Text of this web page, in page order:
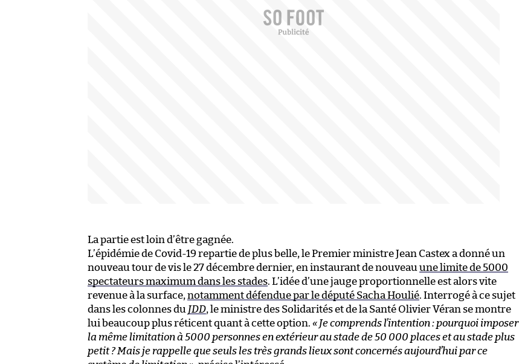
La partie est loin d’être gagnée.
L’épidémie de Covid-19 repartie de plus belle, le Premier ministre Jean Castex a donné un
nouveau tour de vis le 27 décembre dernier, en instaurant de nouveau une limite de 5000
spectateurs maximum dans les stades. L’idée d’une jauge proportionnelle est alors vite
revenue à la surface, notamment défendue par le député Sacha Houlié. Interrogé à ce sujet
dans les colonnes du JDD, le ministre des Solidarités et de la Santé Olivier Véran se montre
lui beaucoup plus réticent quant à cette option. « Je comprends l’intention : pourquoi imposer
la même limitation à 5000 personnes en extérieur au stade de 50 000 places et au stade plus
petit ? Mais je rappelle que seuls les très grands lieux sont concernés aujourd’hui par ce